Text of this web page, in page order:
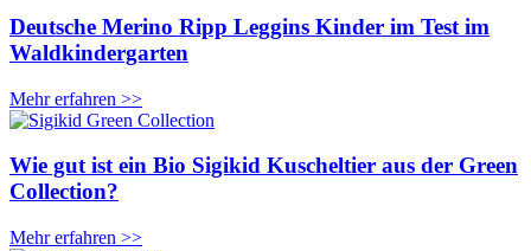
Deutsche Merino Ripp Leggins Kinder im Test im
Waldkindergarten
Mehr erfahren >>
Wie gut ist ein Bio Sigikid Kuscheltier aus der Green
Collection?
Mehr erfahren >>